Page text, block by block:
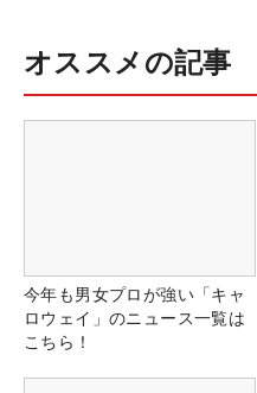
オススメの記事
今年も男女プロが強い「キャ
ロウェイ」のニュース一覧は
こちら！